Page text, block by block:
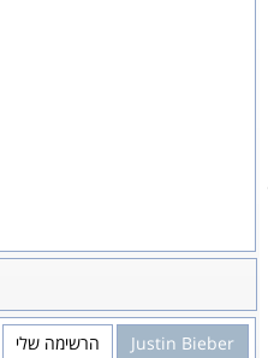
Justin Bieber הרשימה שלי